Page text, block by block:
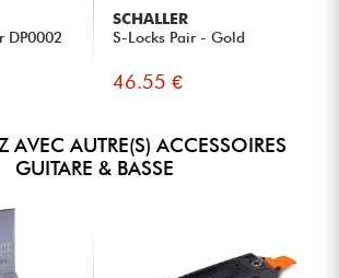
DP0002
SCHALLER
S-Locks Pair - Gold
46.55 €
AVEC AUTRE(S) ACCESSOIRES
GUITARE & BASSE